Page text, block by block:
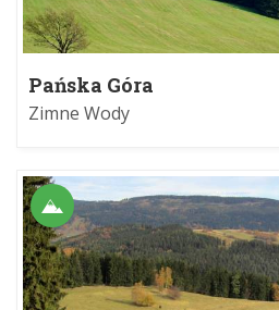
Pańska Góra
Zimne Wody